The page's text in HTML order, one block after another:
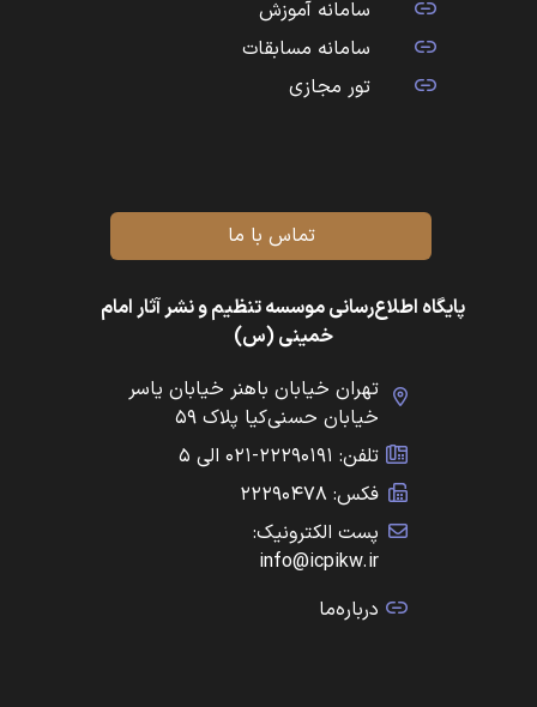
سامانه آموزش
سامانه مسابقات
تور مجازی
تماس با ما
پایگاه اطلاع‌رسانی موسسه تنظیم و نشر آثار امام
خمینی (س)
تهران خیابان باهنر خیابان یاسر
خیابان حسنی‌کیا پلاک ۵۹
تلفن: ۲۲۲۹۰۱۹۱-۰۲۱ الی ۵
فکس: ۲۲۲۹۰۴۷۸
پست الکترونیک:
info@icpikw.ir
درباره‌ما